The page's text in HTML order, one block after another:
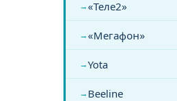
«Теле2»
«Мегафон»
Yota
Beeline